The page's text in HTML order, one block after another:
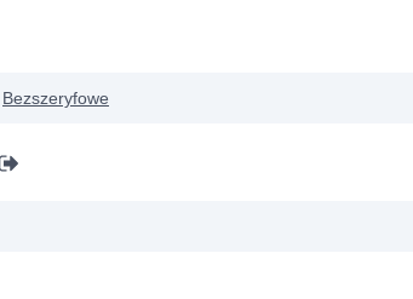
Bezszeryfowe